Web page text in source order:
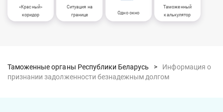
«Красный»
коридор
Ситуация на
границе
Одно окно
Таможенный
калькулятор
Таможенные органы Республики Беларусь >
Информация о
признании задолженности безнадежным долгом